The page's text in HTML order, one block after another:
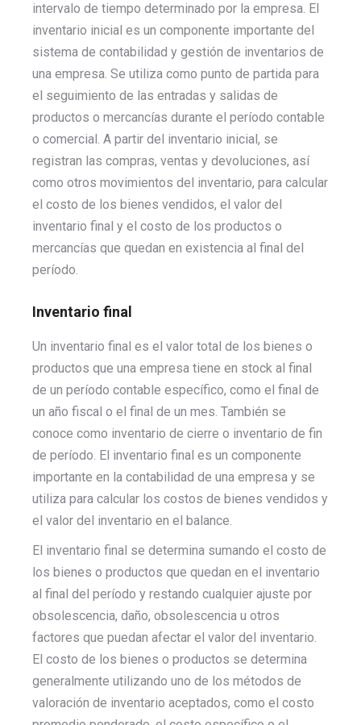
intervalo de tiempo determinado por la empresa. El
inventario inicial es un componente importante del
sistema de contabilidad y gestión de inventarios de
una empresa. Se utiliza como punto de partida para
el seguimiento de las entradas y salidas de
productos o mercancías durante el período contable
o comercial. A partir del inventario inicial, se
registran las compras, ventas y devoluciones, así
como otros movimientos del inventario, para calcular
el costo de los bienes vendidos, el valor del
inventario final y el costo de los productos o
mercancías que quedan en existencia al final del
período.
Inventario final
Un inventario final es el valor total de los bienes o
productos que una empresa tiene en stock al final
de un período contable específico, como el final de
un año fiscal o el final de un mes. También se
conoce como inventario de cierre o inventario de fin
de período. El inventario final es un componente
importante en la contabilidad de una empresa y se
utiliza para calcular los costos de bienes vendidos y
el valor del inventario en el balance.
El inventario final se determina sumando el costo de
los bienes o productos que quedan en el inventario
al final del período y restando cualquier ajuste por
obsolescencia, daño, obsolescencia u otros
factores que puedan afectar el valor del inventario.
El costo de los bienes o productos se determina
generalmente utilizando uno de los métodos de
valoración de inventario aceptados, como el costo